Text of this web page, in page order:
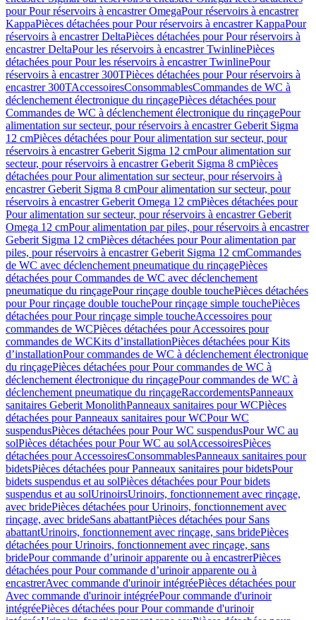
pour Pour réservoirs à encastrer OmegaPour réservoirs à encastrer
KappaPièces détachées pour Pour réservoirs à encastrer KappaPour
réservoirs à encastrer DeltaPièces détachées pour Pour réservoirs à
encastrer DeltaPour les réservoirs à encastrer TwinlinePièces
détachées pour Pour les réservoirs à encastrer TwinlinePour
réservoirs à encastrer 300TPièces détachées pour Pour réservoirs à
encastrer 300TAccessoiresConsommablesCommandes de WC à
déclenchement électronique du rinçagePièces détachées pour
Commandes de WC à déclenchement électronique du rinçagePour
alimentation sur secteur, pour réservoirs à encastrer Geberit Sigma
12 cmPièces détachées pour Pour alimentation sur secteur, pour
réservoirs à encastrer Geberit Sigma 12 cmPour alimentation sur
secteur, pour réservoirs à encastrer Geberit Sigma 8 cmPièces
détachées pour Pour alimentation sur secteur, pour réservoirs à
encastrer Geberit Sigma 8 cmPour alimentation sur secteur, pour
réservoirs à encastrer Geberit Omega 12 cmPièces détachées pour
Pour alimentation sur secteur, pour réservoirs à encastrer Geberit
Omega 12 cmPour alimentation par piles, pour réservoirs à encastrer
Geberit Sigma 12 cmPièces détachées pour Pour alimentation par
piles, pour réservoirs à encastrer Geberit Sigma 12 cmCommandes
de WC avec déclenchement pneumatique du rinçagePièces
détachées pour Commandes de WC avec déclenchement
pneumatique du rinçagePour rinçage double touchePièces détachées
pour Pour rinçage double touchePour rinçage simple touchePièces
détachées pour Pour rinçage simple toucheAccessoires pour
commandes de WCPièces détachées pour Accessoires pour
commandes de WCKits d’installationPièces détachées pour Kits
d’installationPour commandes de WC à déclenchement électronique
du rinçagePièces détachées pour Pour commandes de WC à
déclenchement électronique du rinçagePour commandes de WC à
déclenchement pneumatique du rinçageRaccordementsPanneaux
sanitaires Geberit MonolithPanneaux sanitaires pour WCPièces
détachées pour Panneaux sanitaires pour WCPour WC
suspendusPièces détachées pour Pour WC suspendusPour WC au
solPièces détachées pour Pour WC au solAccessoiresPièces
détachées pour AccessoiresConsommablesPanneaux sanitaires pour
bidetsPièces détachées pour Panneaux sanitaires pour bidetsPour
bidets suspendus et au solPièces détachées pour Pour bidets
suspendus et au solUrinoirsUrinoirs, fonctionnement avec rinçage,
avec bridePièces détachées pour Urinoirs, fonctionnement avec
rinçage, avec brideSans abattantPièces détachées pour Sans
abattantUrinoirs, fonctionnement avec rinçage, sans bridePièces
détachées pour Urinoirs, fonctionnement avec rinçage, sans
bridePour commande d’urinoir apparente ou à encastrerPièces
détachées pour Pour commande d’urinoir apparente ou à
encastrerAvec commande d'urinoir intégréePièces détachées pour
Avec commande d'urinoir intégréePour commande d'urinoir
intégréePièces détachées pour Pour commande d'urinoir